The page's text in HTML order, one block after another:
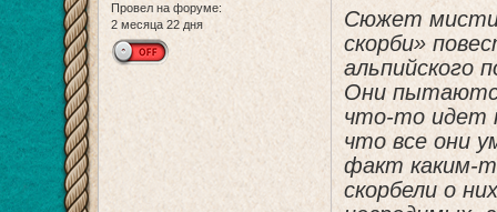
Провел на форуме:
2 месяца 22 дня
Сюжет
скорби»
альпийского
Они
что-то идет
что все они
факт каким-
скорбели о